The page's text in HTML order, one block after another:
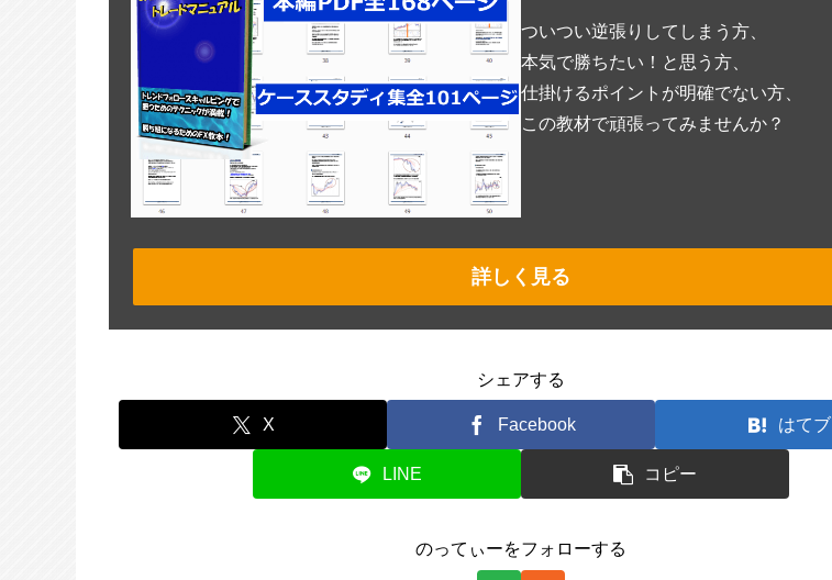
ついつい逆張りしてしまう方、
本気で勝ちたい！と思う方、
仕掛けるポイントが明確でない方、
この教材で頑張ってみませんか？
詳しく見る
シェアする
X Facebook はてブ
LINE コピー
のってぃーをフォローする